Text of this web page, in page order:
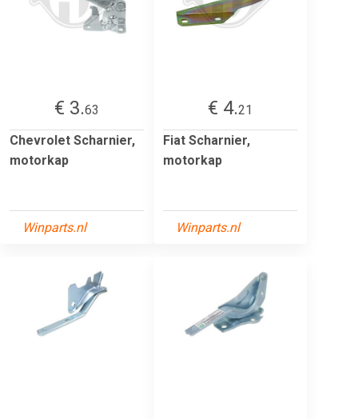
€ 3.63
Chevrolet Scharnier,
motorkap
Winparts.nl
€ 4.21
Fiat Scharnier,
motorkap
Winparts.nl